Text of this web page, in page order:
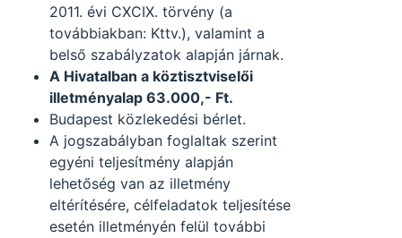
2011. évi CXCIX. törvény (a
továbbiakban: Kttv.), valamint a
belső szabályzatok alapján járnak.
A Hivatalban a köztisztviselői
illetményalap 63.000,- Ft.
Budapest közlekedési bérlet.
A jogszabályban foglaltak szerint
egyéni teljesítmény alapján
lehetőség van az illetmény
eltérítésére, célfeladatok teljesítése
esetén illetményén felül további